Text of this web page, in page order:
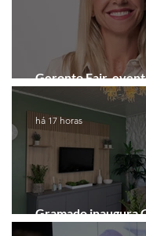
Geronto Fair,
realizada em
Gramado inaugura
dedicada às
há 17 horas